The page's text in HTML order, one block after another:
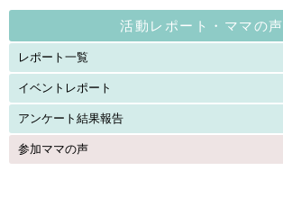
活動レポート・ママの声
レポート一覧
イベントレポート
アンケート結果報告
参加ママの声